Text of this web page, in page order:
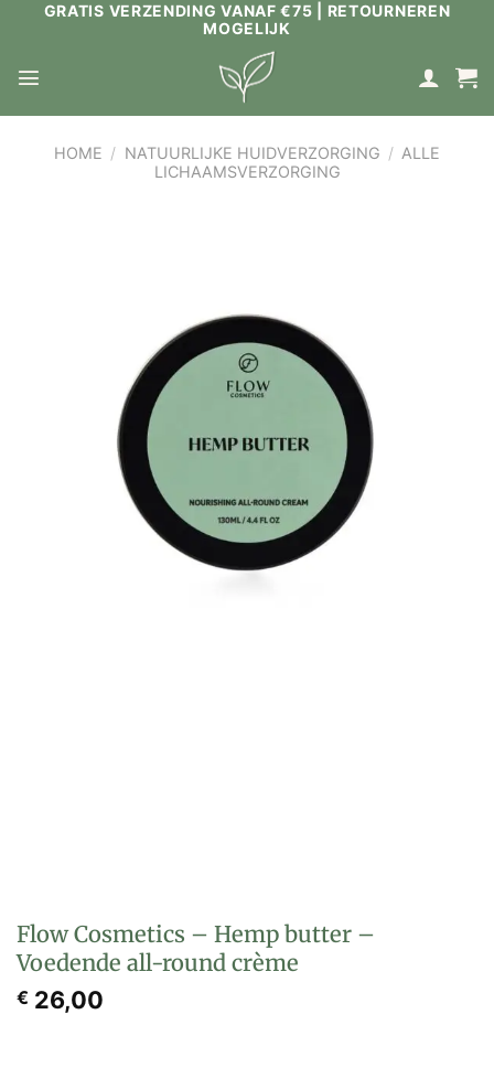
GRATIS VERZENDING VANAF €75 | RETOURNEREN
MOGELIJK
HOME / NATUURLIJKE HUIDVERZORGING / ALLE
LICHAAMSVERZORGING
Flow Cosmetics – Hemp butter –
Voedende all-round crème
€ 26,00